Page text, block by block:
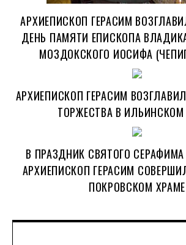
АРХИЕПИСКОП ГЕРАСИМ
ДЕНЬ ПАМЯТИ ЕПИСКОПА
МОЗДОКСКОГО ИОСИФА
АРХИЕПИСКОП ГЕРАСИМ
ТОРЖЕСТВА В ИЛЬИНСКОМ
В ПРАЗДНИК СВЯТОГО
АРХИЕПИСКОП ГЕРАСИМ
ПОКРОВСКОМ ХРАМЕ